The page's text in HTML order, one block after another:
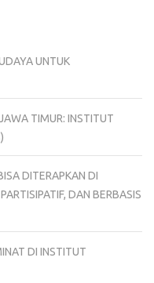
UNTUK
TIMUR: INSTITUT
DITERAPKAN DI
DAN BERBASIS
DI INSTITUT